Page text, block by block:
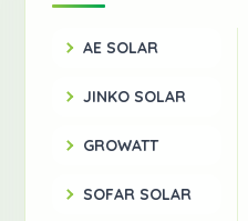
AE SOLAR
JINKO SOLAR
GROWATT
SOFAR SOLAR